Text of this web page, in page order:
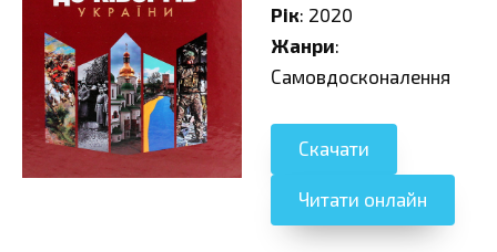
Рік: 2020
Жанри:
Самовдосконалення
Скачати
Читати онлайн